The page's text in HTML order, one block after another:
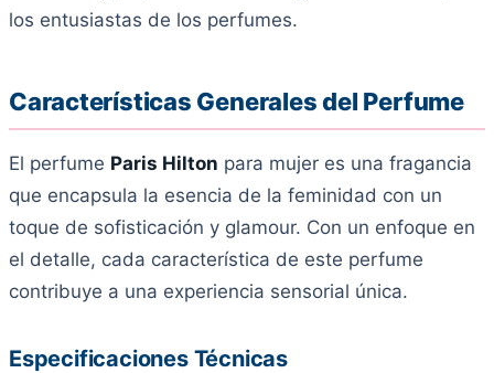
los entusiastas de los perfumes.
Características Generales del Perfume
El perfume Paris Hilton para mujer es una fragancia
que encapsula la esencia de la feminidad con un
toque de sofisticación y glamour. Con un enfoque en
el detalle, cada característica de este perfume
contribuye a una experiencia sensorial única.
Especificaciones Técnicas